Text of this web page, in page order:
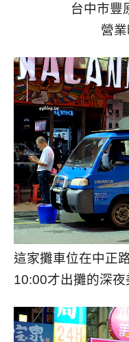
台中市豐
營
這家攤車位在中正
10:00才出攤的深夜